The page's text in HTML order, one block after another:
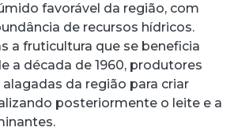
favorável da região, com
de recursos hídricos.
a fruticultura que se beneficia
a década de 1960, produtores
da região para criar
posteriormente o leite e a